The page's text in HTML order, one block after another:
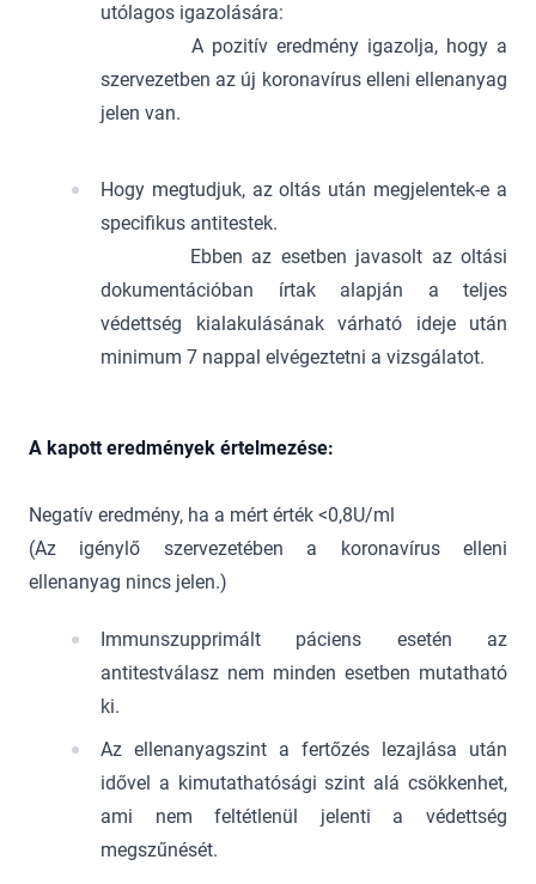
utólagos igazolására:
A pozitív eredmény igazolja, hogy a
szervezetben az új koronavírus elleni ellenanyag
jelen van.
Hogy megtudjuk, az oltás után megjelentek-e a
specifikus antitestek.
Ebben az esetben javasolt az oltási
dokumentációban írtak alapján a teljes
védettség kialakulásának várható ideje után
minimum 7 nappal elvégeztetni a vizsgálatot.
​A kapott eredmények értelmezése:
Negatív eredmény, ha a mért érték <0,8U/ml
(Az igénylő szervezetében a koronavírus elleni
ellenanyag nincs jelen.)
Immunszupprimált páciens esetén az
antitestválasz nem minden esetben mutatható
ki.
Az ellenanyagszint a fertőzés lezajlása után
idővel a kimutathatósági szint alá csökkenhet,
ami nem feltétlenül jelenti a védettség
megszűnését.